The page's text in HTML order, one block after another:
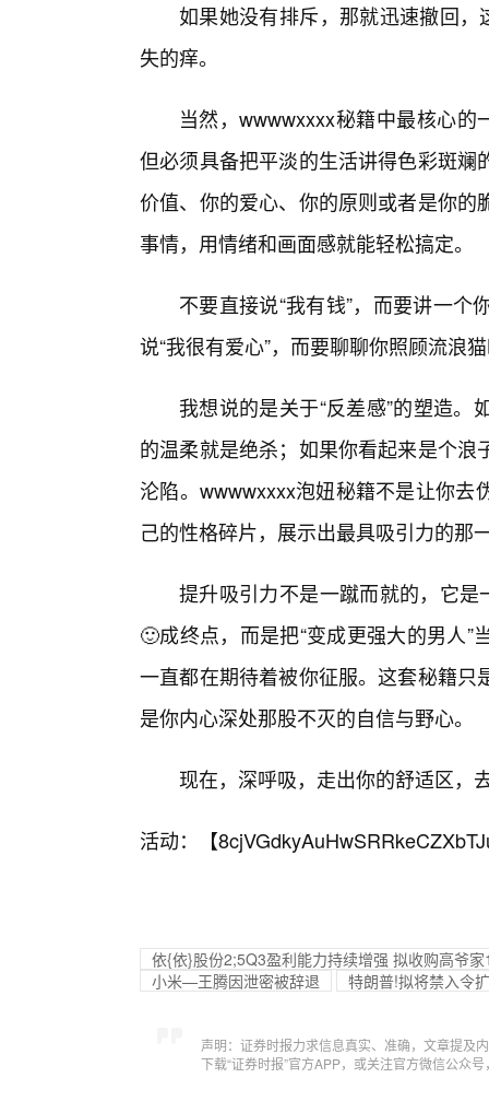
如果她没有排斥，那就迅速撤回，
失的痒。
当然，wwwwxxxx秘籍中最核心的
但必须具备把平淡的生活讲得色彩斑
价值、你的爱心、你的原则或者是你
事情，用情绪和画面感就能轻松搞定。
不要直接说“我有钱”，而要讲一
说“我很有爱心”，而要聊聊你照顾流浪
我想说的是关于“反差感”的塑造
的温柔就是绝杀；如果你看起来是个
沦陷。wwwwxxxx泡妞秘籍不是让你
己的性格碎片，展示出最具吸引力的那
提升吸引力不是一蹴而就的，它是
🙂成终点，而是把“变成更强大的男人
一直都在期待着被你征服。这套秘籍
是你内心深处那股不灭的自信与野心。
现在，深呼吸，走出你的舒适区，
活动：【
依{依}股份2;5Q3盈利能力持续增强 拟收购高爷
小米—王腾因泄密被辞退
特朗普!拟将禁入令
声明：证券时报力求信息真实、准确，文章提及
下载“证券时报”官方APP，或关注官方微信公众